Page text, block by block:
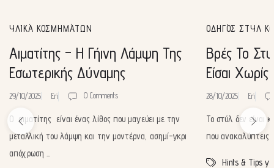
ΥΛΙΚΆ ΚΟΣΜΗΜΆΤΩΝ
Αιματίτης – Η Γήινη Λάμψη Της
Εσωτερικής Δύναμης
29/10/2025 Eri 0 Comments
Ο αιματίτης είναι ένας λίθος που μαγεύει με την
μεταλλική του λάμψη και την μοντέρνα, ασημί-γκρι
απόχρωση ...
ΟΔΗΓΌΣ ΣΤΥΛ
Βρές Το
Είσαι
28/10/2025 Eri
Το στύλ δεν είναι
που ανακαλύπτεις !
Hints & Tips